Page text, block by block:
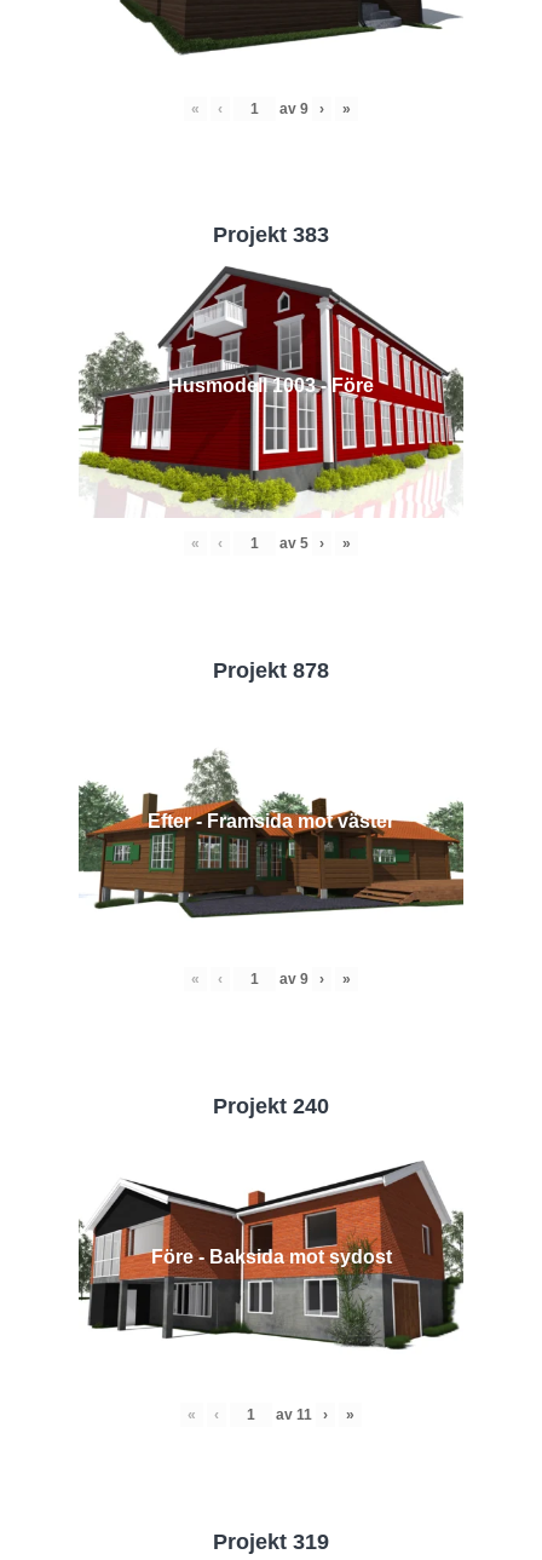
« ‹ av 9 › »
Projekt 383
Husmodell 1003 - Före
« ‹ av 5 › »
Projekt 878
Efter - Framsida mot väster
« ‹ av 9 › »
Projekt 240
Före - Baksida mot sydost
« ‹ av 11 › »
Projekt 319